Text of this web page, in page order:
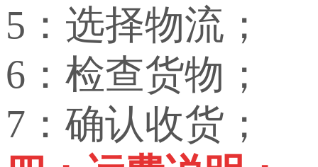
5：选择物流；
6：检查货物；
7：确认收货；